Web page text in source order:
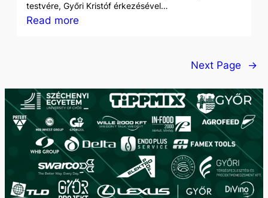
testvére, Győri Kristóf érkezésével…
Read more
a
keretünk
Next Page →